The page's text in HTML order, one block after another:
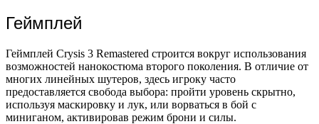
Геймплей
Геймплей Crysis 3 Remastered строится вокруг использования
возможностей нанокостюма второго поколения. В отличие от
многих линейных шутеров, здесь игроку часто
предоставляется свобода выбора: пройти уровень скрытно,
используя маскировку и лук, или ворваться в бой с
миниганом, активировав режим брони и силы.